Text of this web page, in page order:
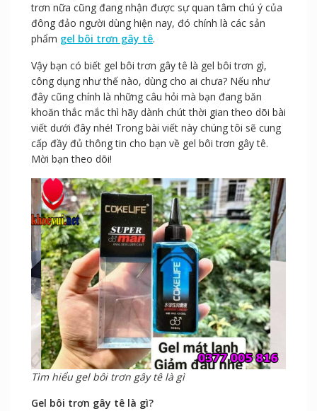
trơn nữa cũng đang nhận được sự quan tâm chú ý của
đông đảo người dùng hiện nay, đó chính là các sản
phẩm gel bôi trơn gây tê.
Vậy bạn có biết gel bôi trơn gây tê là gel bôi trơn gì,
công dụng như thế nào, dùng cho ai chưa? Nếu như
đây cũng chính là những câu hỏi mà bạn đang băn
khoăn thắc mắc thì hãy dành chút thời gian theo dõi bài
viết dưới đây nhé! Trong bài viết này chúng tôi sẽ cung
cấp đầy đủ thông tin cho bạn về gel bôi trơn gây tê.
Mời bạn theo dõi!
Tìm hiểu gel bôi trơn gây tê là gì
Gel bôi trơn gây tê là gì?